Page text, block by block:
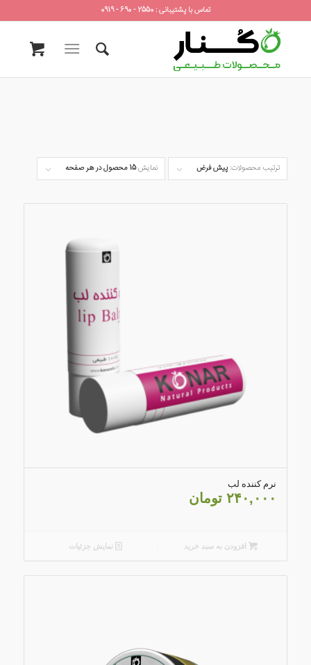
تماس با پشتیبانی : 2550 - 690 - 0919
ترتیب محصولات:پیش فرض نمایش15 محصول در هر صفحه
5.00
نرم کننده لب
۲۴۰,۰۰۰ تومان
افزودن به سبد خرید نمایش جزئیات